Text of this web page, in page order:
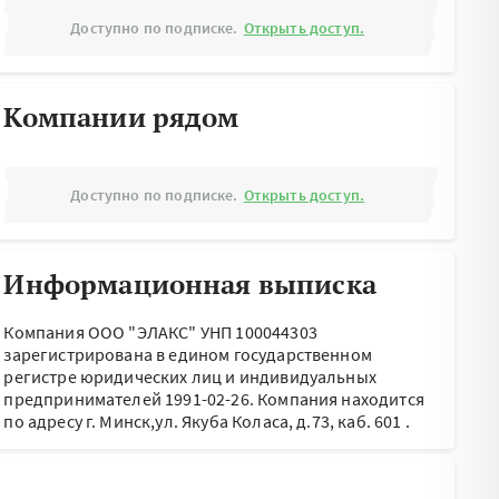
Доступно по подписке. Открыть доступ.
Компании рядом
Доступно по подписке. Открыть доступ.
Информационная выписка
Компания ООО "ЭЛАКС" УНП 100044303
зарегистрирована в едином государственном
регистре юридических лиц и индивидуальных
предпринимателей 1991-02-26. Компания находится
по адресуг. Минск,ул. Якуба Коласа, д.73, каб. 601 .